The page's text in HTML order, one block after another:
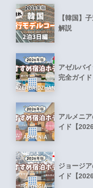
【韓国】
解説
アゼルバ
完全ガイド
アルメニ
イド【
ジョージ
イド【